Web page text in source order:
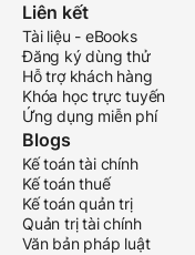
Liên kết
Tài liệu - eBooks
Đăng ký dùng thử
Hỗ trợ khách hàng
Khóa học trực tuyến
Ứng dụng miễn phí
Blogs
Kế toán tài chính
Kế toán thuế
Kế toán quản trị
Quản trị tài chính
Văn bản pháp luật